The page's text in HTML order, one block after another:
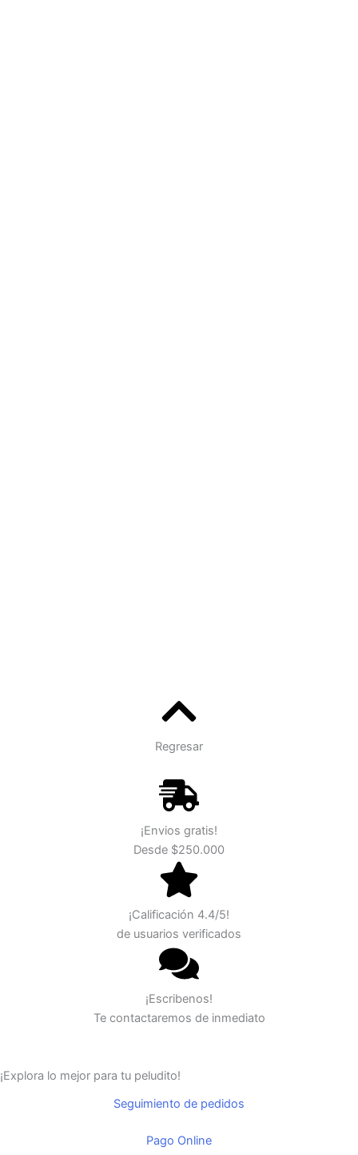
Regresar
¡Envios gratis!
Desde $250.000
¡Calificación 4.4/5!
de usuarios verificados
¡Escribenos!
Te contactaremos de inmediato
¡Explora lo mejor para tu peludito!
Seguimiento de pedidos
Pago Online